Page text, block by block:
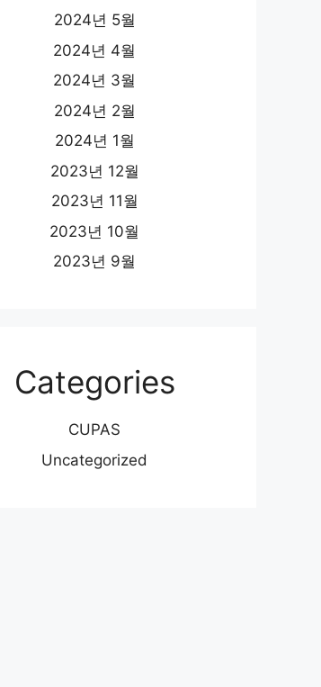
2024년 5월
2024년 4월
2024년 3월
2024년 2월
2024년 1월
2023년 12월
2023년 11월
2023년 10월
2023년 9월
Categories
CUPAS
Uncategorized